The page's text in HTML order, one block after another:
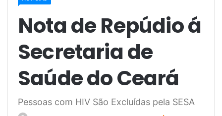
Nota de Repúdio á
Secretaria de
Saúde do Ceará
Pessoas com HIV São Excluídas pela SESA